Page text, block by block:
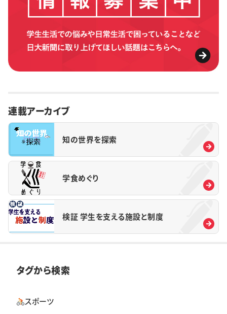
連載アーカイブ
知の世界を探索
学食めぐり
検証 学生を支える施設と制度
タグから検索
スポーツ